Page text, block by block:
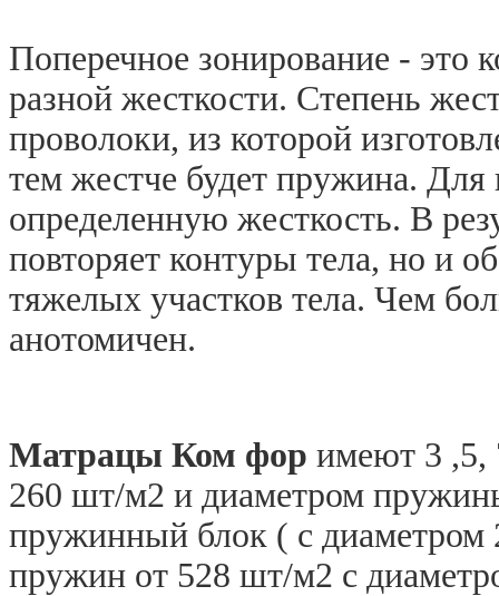
Поперечное зонирование - это
разной жесткости. Степень
проволоки, из которой
тем жестче будет пружина.
определенную жесткость. В
повторяет контуры тела, но и
тяжелых участков тела. Чем
анотомичен.
Матрацы Ком фор имеют 3 ,5,
260 шт/м2 и диаметром
пружинный блок ( с диаметром
пружин от 528 шт/м2 с